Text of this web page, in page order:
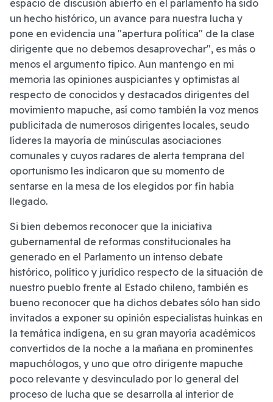
espacio de discusión abierto en el parlamento ha sido
un hecho histórico, un avance para nuestra lucha y
pone en evidencia una "apertura política" de la clase
dirigente que no debemos desaprovechar", es más o
menos el argumento típico. Aun mantengo en mi
memoria las opiniones auspiciantes y optimistas al
respecto de conocidos y destacados dirigentes del
movimiento mapuche, así como también la voz menos
publicitada de numerosos dirigentes locales, seudo
líderes la mayoría de minúsculas asociaciones
comunales y cuyos radares de alerta temprana del
oportunismo les indicaron que su momento de
sentarse en la mesa de los elegidos por fin había
llegado.
Si bien debemos reconocer que la iniciativa
gubernamental de reformas constitucionales ha
generado en el Parlamento un intenso debate
histórico, político y jurídico respecto de la situación de
nuestro pueblo frente al Estado chileno, también es
bueno reconocer que ha dichos debates sólo han sido
invitados a exponer su opinión especialistas huinkas en
la temática indígena, en su gran mayoría académicos
convertidos de la noche a la mañana en prominentes
mapuchólogos, y uno que otro dirigente mapuche
poco relevante y desvinculado por lo general del
proceso de lucha que se desarrolla al interior de